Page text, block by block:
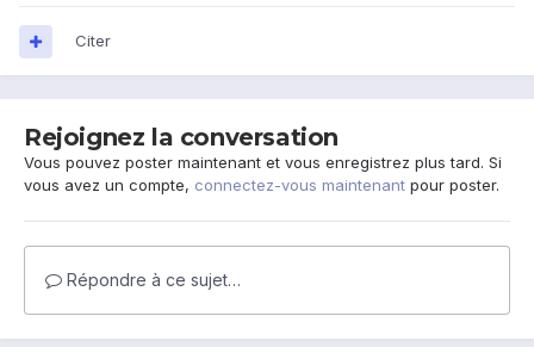
Citer
Rejoignez la conversation
Vous pouvez poster maintenant et vous enregistrez plus tard. Si
vous avez un compte, connectez-vous maintenant pour poster.
Répondre à ce sujet…